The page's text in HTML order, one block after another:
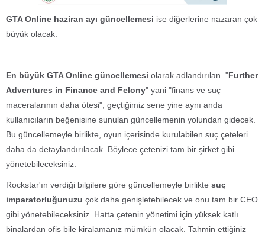
GTA Online haziran ayı güncellemesi ise diğerlerine nazaran çok
büyük olacak.
En büyük GTA Online güncellemesi olarak adlandırılan "Further
Adventures in Finance and Felony" yani "finans ve suç
maceralarının daha ötesi", geçtiğimiz sene yine aynı anda
kullanıcıların beğenisine sunulan güncellemenin yolundan gidecek.
Bu güncellemeyle birlikte, oyun içerisinde kurulabilen suç çeteleri
daha da detaylandırılacak. Böylece çetenizi tam bir şirket gibi
yönetebileceksiniz.
Rockstar'ın verdiği bilgilere göre güncellemeyle birlikte suç
imparatorluğunuzu çok daha genişletebilecek ve onu tam bir CEO
gibi yönetebileceksiniz. Hatta çetenin yönetimi için yüksek katlı
binalardan ofis bile kiralamanız mümkün olacak. Tahmin ettiğiniz